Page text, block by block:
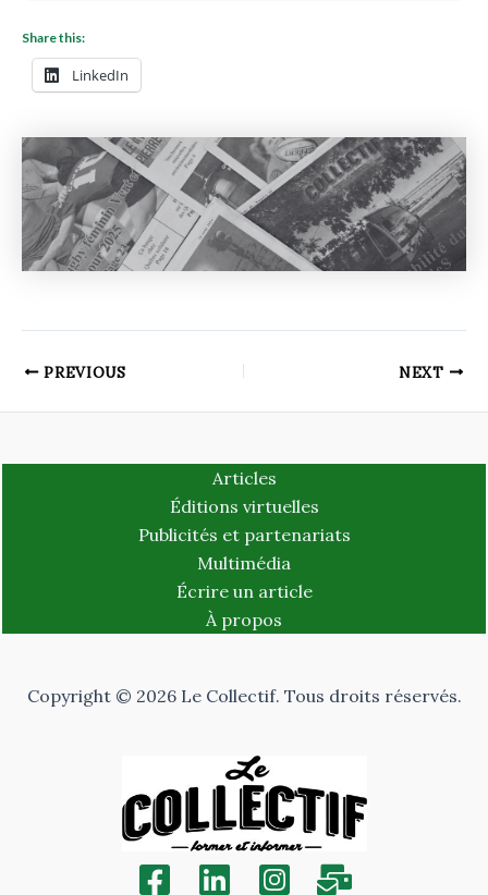
Share this:
LinkedIn
PREVIOUS NEXT
Articles
Éditions virtuelles
Publicités et partenariats
Multimédia
Écrire un article
À propos
Copyright © 2026 Le Collectif. Tous droits réservés.